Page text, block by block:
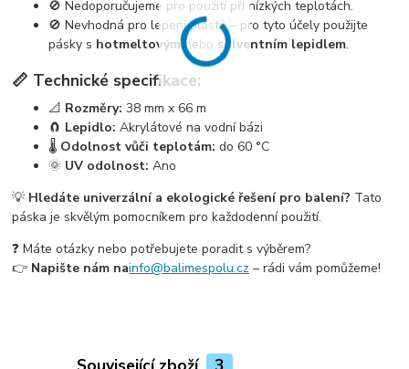
🚫 Nedoporučujeme pro použití při nízkých teplotách.
🚫 Nevhodná pro lepení plastů – pro tyto účely použijte
pásky s hotmeltovýmnebo solventním lepidlem.
📏 Technické specifikace:
📐 Rozměry: 38 mm x 66 m
🧲 Lepidlo: Akrylátové na vodní bázi
🌡️ Odolnost vůči teplotám: do 60 °C
🌞 UV odolnost: Ano
💡 Hledáte univerzální a ekologické řešení pro balení? Tato
páska je skvělým pomocníkem pro každodenní použití.
❓ Máte otázky nebo potřebujete poradit s výběrem?
👉 Napište nám nainfo@balimespolu.cz – rádi vám pomůžeme!